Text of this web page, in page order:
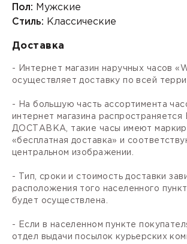
Пол: Мужские
Стиль: Классические
Доставка
- Интернет магазин наручных часов
осуществляет доставку по всей
- На большую часть ассортимента
интернет магазина
ДОСТАВКА, такие часы имеют
«бесплатная доставка» и
центральном изображении.
- Тип, сроки и стоимость доставки
расположения того населенного
будет осуществлена.
- Если в населенном пункте
отдел выдачи посылок курьерских